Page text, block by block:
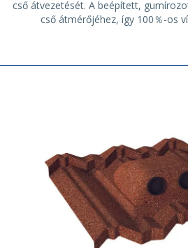
cső átvezetését. A beépített,
cső átmérőjéhez, így 100％-os